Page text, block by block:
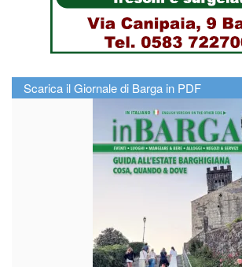
Scarica il Giornale di Barga in PDF